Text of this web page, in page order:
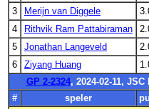
3
Merijn van Diggele
4
Rithvik Ram Pattabiraman
5
Jonathan Langeveld
6
Ziyang Huang
GP 2-2324, 2024-02-11,
#
speler